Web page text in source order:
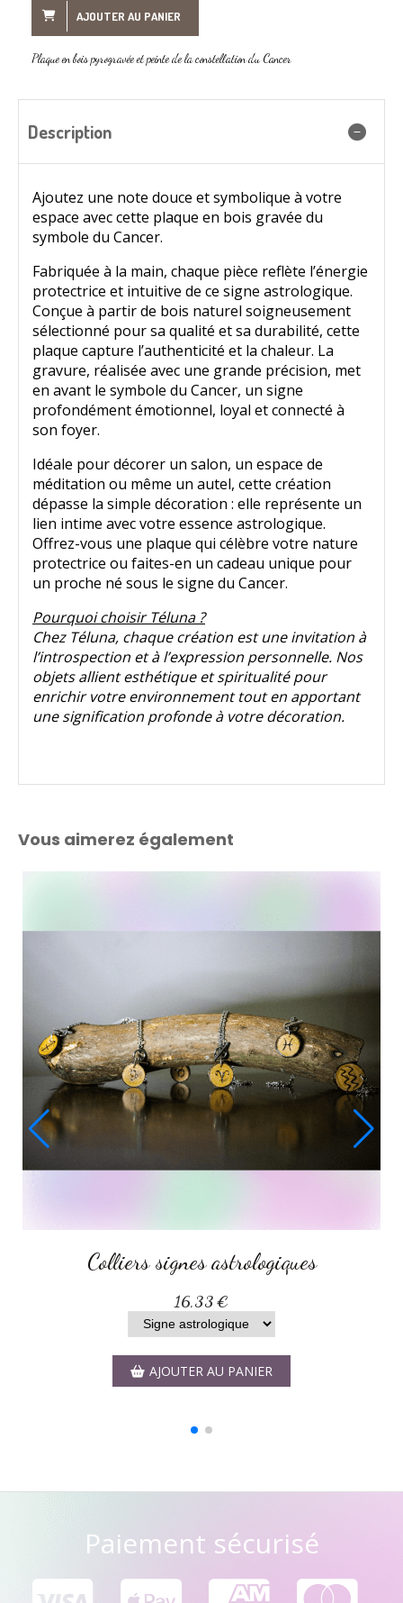
AJOUTER AU PANIER
Plaque en bois pyrogravée et peinte de la constellation du Cancer
Description
Ajoutez une note douce et symbolique à votre
espace avec cette plaque en bois gravée du
symbole du Cancer.
Fabriquée à la main, chaque pièce reflète l’énergie
protectrice et intuitive de ce signe astrologique.
Conçue à partir de bois naturel soigneusement
sélectionné pour sa qualité et sa durabilité, cette
plaque capture l’authenticité et la chaleur. La
gravure, réalisée avec une grande précision, met
en avant le symbole du Cancer, un signe
profondément émotionnel, loyal et connecté à
son foyer.
Idéale pour décorer un salon, un espace de
méditation ou même un autel, cette création
dépasse la simple décoration : elle représente un
lien intime avec votre essence astrologique.
Offrez-vous une plaque qui célèbre votre nature
protectrice ou faites-en un cadeau unique pour
un proche né sous le signe du Cancer.
Pourquoi choisir Téluna ?
Chez Téluna, chaque création est une invitation à
l’introspection et à l’expression personnelle. Nos
objets allient esthétique et spiritualité pour
enrichir votre environnement tout en apportant
une signification profonde à votre décoration.
Vous aimerez également
signes atrologiques
AJOUTER AU PANIER
Paiement sécurisé